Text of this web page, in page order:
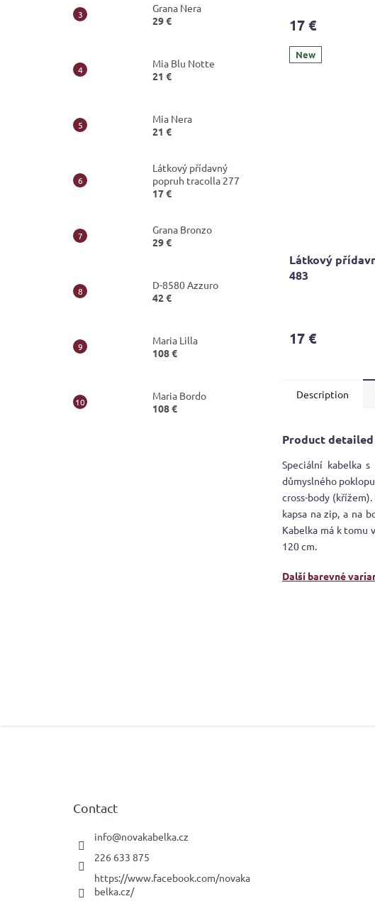
Grana Nera
29 €
Mia Blu Notte
21 €
Mia Nera
21 €
Látkový přídavný
popruh tracolla 277
17 €
Grana Bronzo
29 €
D-8580 Azzuro
42 €
Maria Lilla
108 €
Maria Bordo
108 €
17 €
New
Látkový
483
17 €
Description
Product
Speciální kabelka
důmyslného
cross-body
kapsa na zip, a na
Kabelka má k tomu
120 cm.
Další barevné
Contact
info@novakabelka.cz
226 633 875
https://www.facebook.com/novaka
belka.cz/